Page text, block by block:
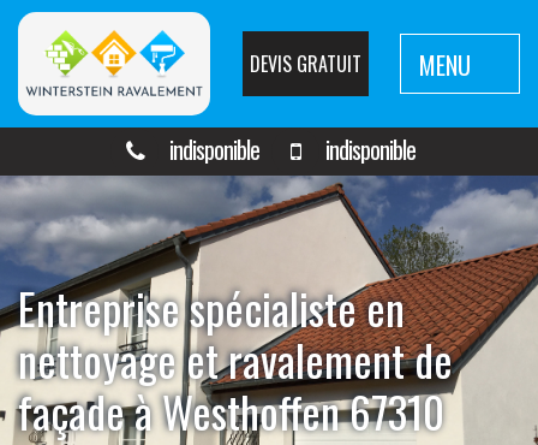
DEVIS GRATUIT MENU
indisponible indisponible
Entreprise spécialiste en
nettoyage et ravalement de
façade à Westhoffen 67310